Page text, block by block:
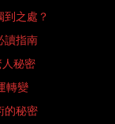
到之處？
讀指南
秘密
轉變
的秘密